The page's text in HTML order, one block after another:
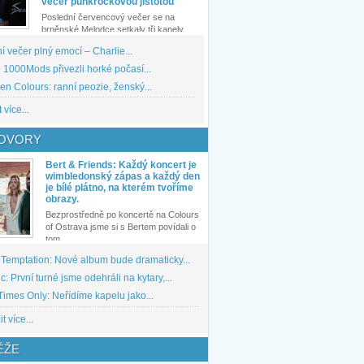
Poslední červencový večer se na
brněnské Melodce setkaly tři kapely...
večer plný emocí – Charlie...
1000Mods přivezli horké počasí...
Colours: ranní peozie, ženský...
více...
Bert & Friends: Každý koncert je
wimbledonský zápas a každý den
je bílé plátno, na kterém tvoříme
obrazy.
Bezprostředně po koncertě na Colours
of Ostrava jsme si s Bertem povídali o
tom,...
Nové album bude dramaticky...
První turné jsme odehráli na kytary,...
Only: Neřídíme kapelu jako...
více...